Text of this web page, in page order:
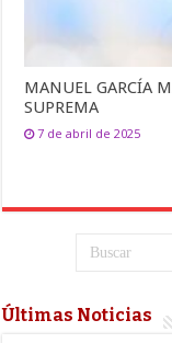
MANUEL GARCÍA
SUPREMA
7 de abril de 2025
Últimas Noticias